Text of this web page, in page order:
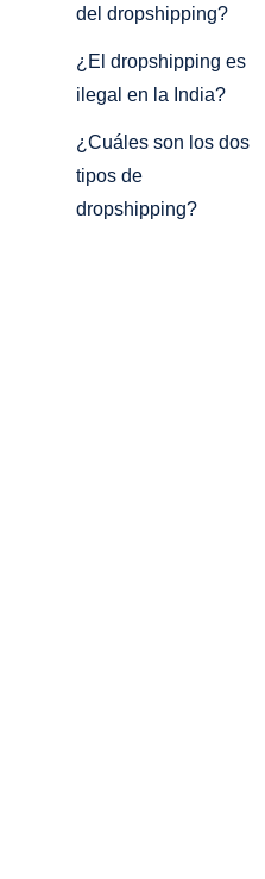
del dropshipping?
¿El dropshipping es
ilegal en la India?
¿Cuáles son los dos
tipos de
dropshipping?